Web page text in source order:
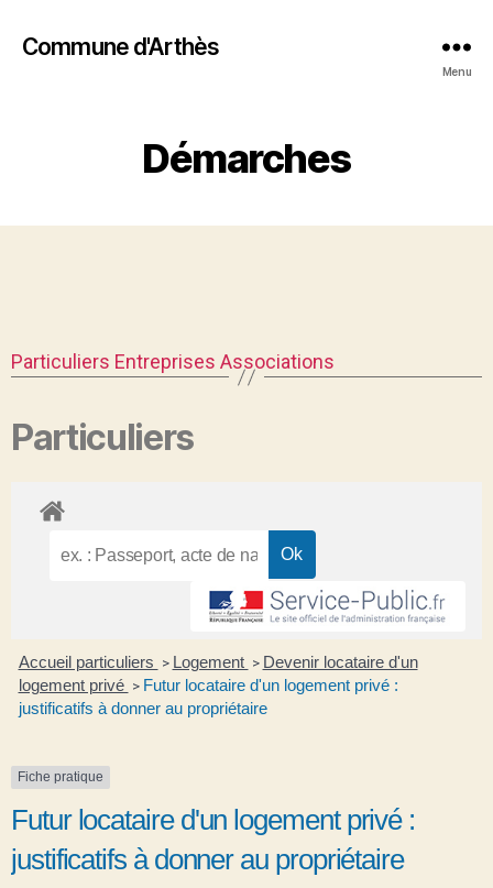
Commune d'Arthès
Menu
Démarches
Particuliers Entreprises Associations
Particuliers
Accueil particuliers > Logement > Devenir locataire d'un
logement privé > Futur locataire d'un logement privé :
justificatifs à donner au propriétaire
Fiche pratique
Futur locataire d'un logement privé :
justificatifs à donner au propriétaire